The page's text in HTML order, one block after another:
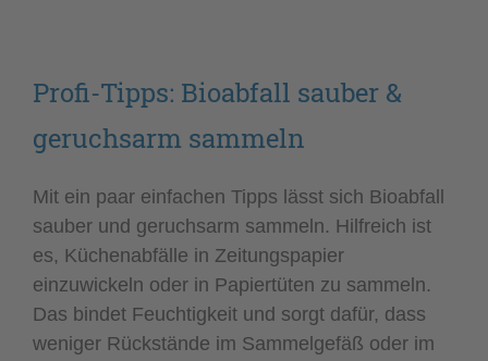
Profi-Tipps: Bioabfall sauber &
geruchsarm sammeln
Mit ein paar einfachen Tipps lässt sich Bioabfall
sauber und geruchsarm sammeln. Hilfreich ist
es, Küchenabfälle in Zeitungspapier
einzuwickeln oder in Papiertüten zu sammeln.
Das bindet Feuchtigkeit und sorgt dafür, dass
weniger Rückstände im Sammelgefäß oder im